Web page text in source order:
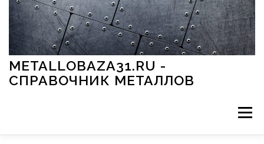
Перейти к содержимому
METALLOBAZA31.RU -
СПРАВОЧНИК МЕТАЛЛОВ
Меню